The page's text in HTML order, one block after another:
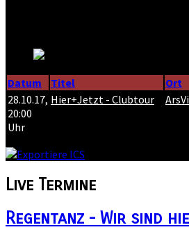
Datum Titel Ort
28.10.17,
20:00
Uhr
Hier+Jetzt - Clubtour
Live Termine
Regentanz - Wir sind